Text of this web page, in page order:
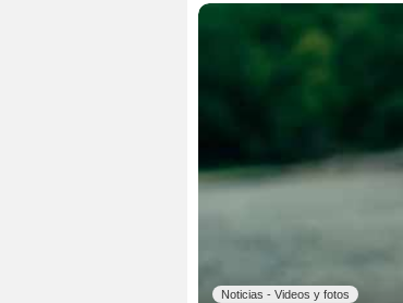
Noticias - Videos y fotos